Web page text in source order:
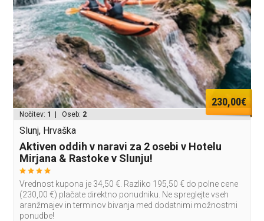
230,00€
Nočitev: 1 | Oseb: 2
Slunj, Hrvaška
Aktiven oddih v naravi za 2 osebi v Hotelu
Mirjana & Rastoke v Slunju!
Vrednost kupona je 34,50 €. Razliko 195,50 € do polne cene
(230,00 €) plačate direktno ponudniku. Ne spreglejte vseh
aranžmajev in terminov bivanja med dodatnimi možnostmi
ponudbe!